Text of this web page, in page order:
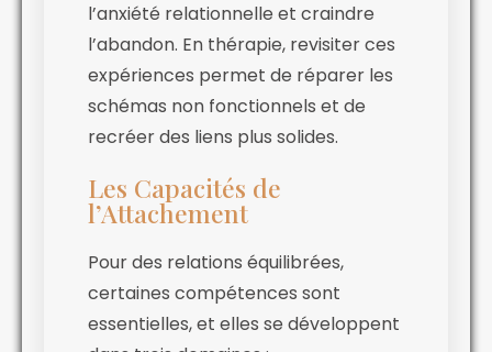
l’anxiété relationnelle et craindre
l’abandon. En thérapie, revisiter ces
expériences permet de réparer les
schémas non fonctionnels et de
recréer des liens plus solides.
Les Capacités de
l’Attachement
Pour des relations équilibrées,
certaines compétences sont
essentielles, et elles se développent